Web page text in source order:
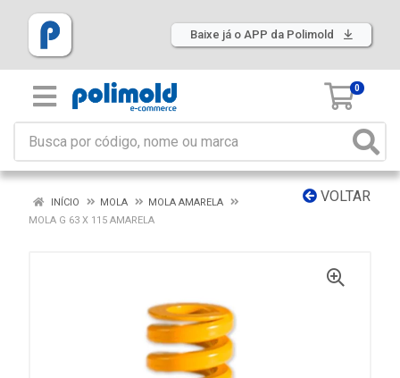
Baixe já o APP da Polimold
0
VOLTAR
INÍCIO MOLA
MOLA AMARELA
MOLA G 63 X 115 AMARELA